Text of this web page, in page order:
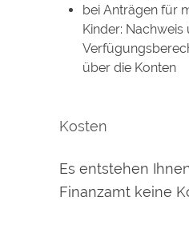
bei Anträgen für
Kinder: Nachweis
über die Konten
Kosten
Es entstehen
Finanzamt keine